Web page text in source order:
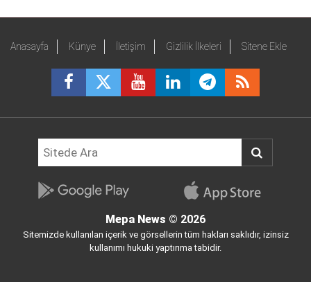
Anasayfa Künye İletişim Gizlilik İlkeleri Sitene Ekle
Mepa News © 2026
Sitemizde kullanılan içerik ve görsellerin tüm hakları saklıdır, izinsiz
kullanımı hukuki yaptırıma tabidir.